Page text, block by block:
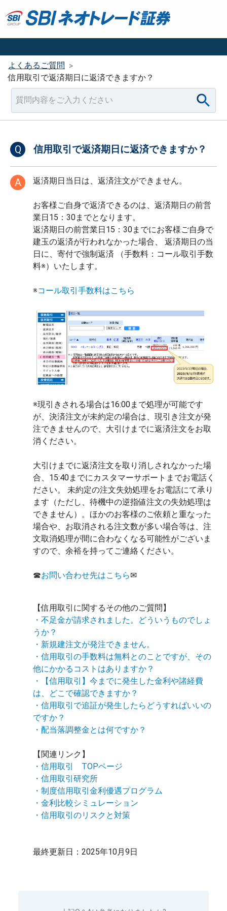
よくあるご質問 >
信用取引で返済期日に返済できますか？
Q 信用取引で返済期日に返済できますか？
A 返済期日当日は、返済注文ができません。
お客様ご自身で返済できるのは、返済期日の前営
業日15：30までとなります。
返済期日の前営業日15：30までにお客様ご自身で
建玉の返済が行われなかった場合、 返済期日の当
日に、寄付で強制返済 （手数料：コール取引手数
料※）いたします。
※コール取引手数料はこちら
※現引きされる場合は16:00まで処理が可能です
が、決済注文が未約定の場合は、現引き注文が発
注できませんので、大引けまでに返済注文をお取
消ください。
大引けまでに返済注文を取り消しされなかった場
合、15:40までにカスタマーサポートまでお電話く
ださい。 未約定の注文失効処理をお電話にて承り
ます（ただし、待機中の逆指値注文の失効処理は
できません）。ほかのお客様のご依頼と重なった
場合や、お取消される注文数が多い場合等は、注
文取消処理が間に合わなくなる可能性がございま
すので、余裕を持ってご連絡ください。
☎お問い合わせ先はこちら✉
【信用取引に関するその他のご質問】
・不足金が請求されました。どういうものでしょ
うか？
・新規建注文が発注できません。
・信用取引の手数料は無料とのことですが、その
他にかかるコストはありますか？
・【信用取引】今までに発生した金利や諸経費
は、どこで確認できますか？
・信用取引で追証が発生したらどうすればいいの
ですか？
・配当落調整金とは何ですか？
【関連リンク】
・信用取引 TOPページ
・信用取引研究所
・制度信用取引金利優遇プログラム
・金利比較シミュレーション
・信用取引のリスクと対策
最終更新日：2025年10月9日